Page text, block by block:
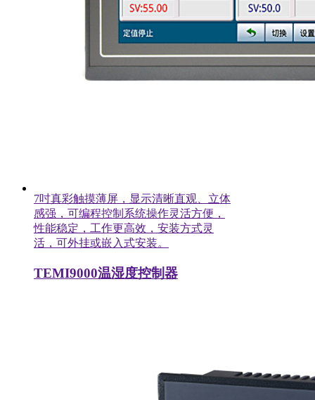
7吋真彩触摸薄屏，显示清晰直观、立体
感强，可编程控制系统操作灵活方便，
性能稳定，工作更高效，安装方式灵
活，可外挂或嵌入式安装。
TEMI9000温湿度控制器